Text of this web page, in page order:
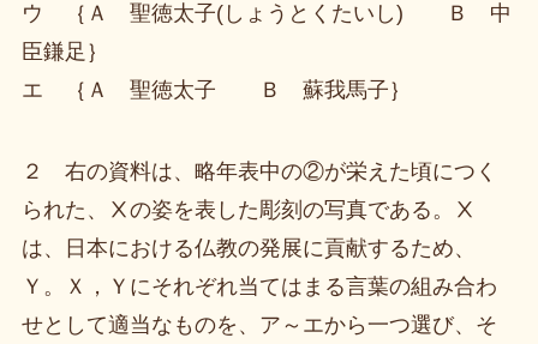
ウ ｛Ａ 聖徳太子(しょうとくたいし) Ｂ 中
臣鎌足｝
エ ｛Ａ 聖徳太子 Ｂ 蘇我馬子｝
２ 右の資料は、略年表中の②が栄えた頃につく
られた、Ⅹの姿を表した彫刻の写真である。Ⅹ
は、日本における仏教の発展に貢献するため、
Ｙ。Ｘ，Ｙにそれぞれ当てはまる言葉の組み合わ
せとして適当なものを、ア～エから一つ選び、そ